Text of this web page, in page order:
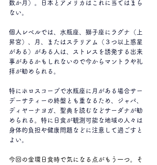
数か月）。日本とアメリカはこれに当てはまら
ない。
個人レベルでは、水瓶座、獅子座にラグナ（上
昇宮）、月、またはステリアム（３つ以上惑星
がある）がある人は、ストレスを誘発する出来
事があるかもしれないので今からマントラや礼
拝が勧められる。
特にホロスコープで水瓶座に月がある場合サー
デーサティーの終盤とも重なるため、ジャパ、
ディヤーナヨガ、聖典を読むなどサーダナが勧
められる。特に日食が観測可能な地域の人々は
身体的負担や健康問題などに注意して過ごすと
よい。
今回の金環日食時で気になる点がもう一つ。そ